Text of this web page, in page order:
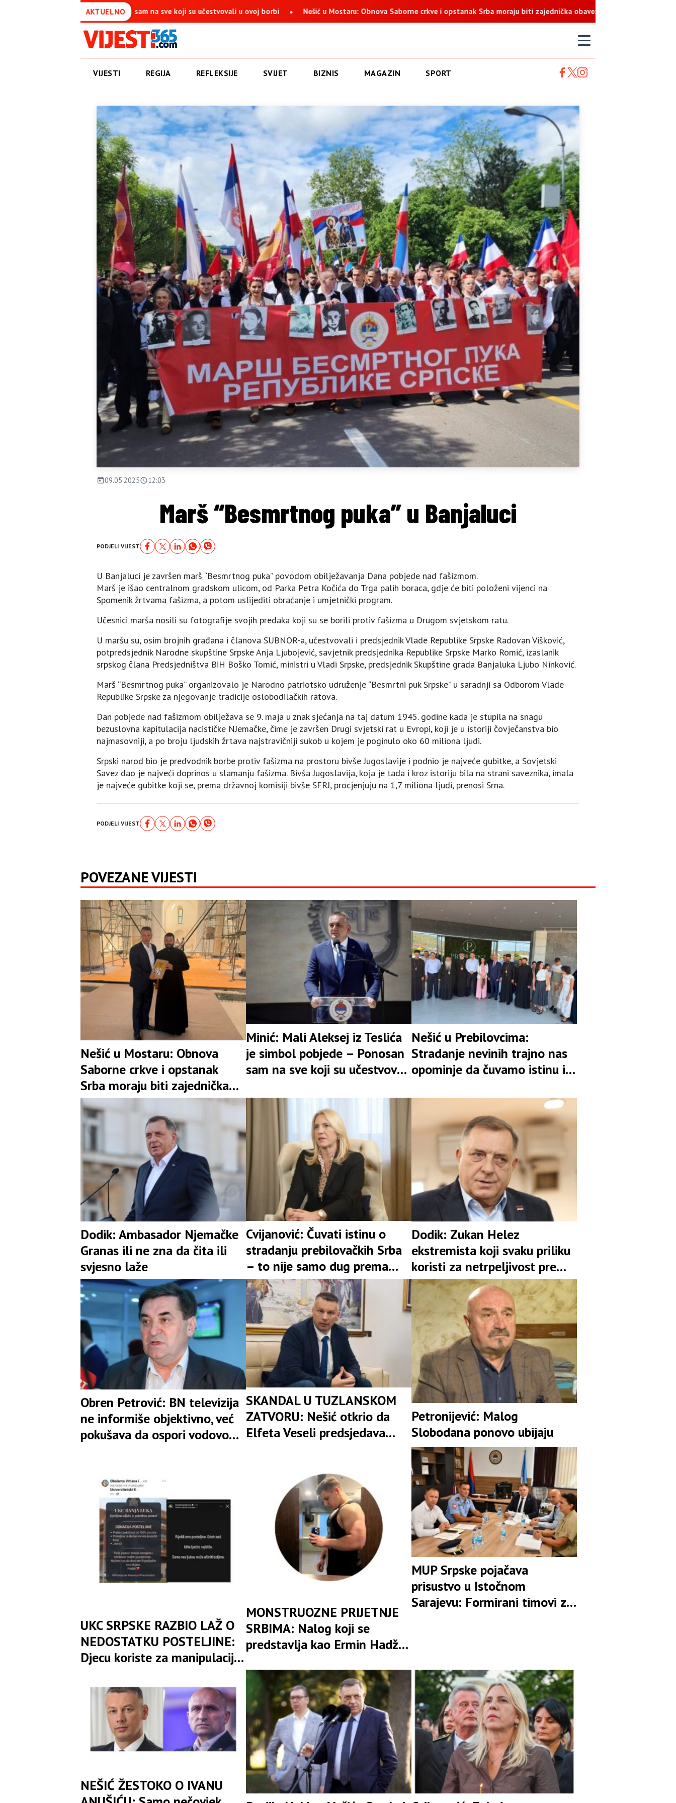
AKTUELNO
pobjede – Ponosan sam na sve koji su učestvovali u ovoj borbi Nešić u Mostaru: Obnova Saborne crkve i opstanak Srba moraju biti zajednička obaveza
VIJESTI REGIJA REFLEKSIJE SVIJET BIZNIS MAGAZIN SPORT
09.05.2025 12:03
Marš “Besmrtnog puka” u Banjaluci
PODJELI VIJEST
U Banjaluci je završen marš “Besmrtnog puka” povodom obilježavanja Dana pobjede nad fašizmom.
Marš je išao centralnom gradskom ulicom, od Parka Petra Kočića do Trga palih boraca, gdje će biti položeni vijenci na
Spomenik žrtvama fašizma, a potom uslijediti obraćanje i umjetnički program.
Učesnici marša nosili su fotografije svojih predaka koji su se borili protiv fašizma u Drugom svjetskom ratu.
U maršu su, osim brojnih građana i članova SUBNOR-a, učestvovali i predsjednik Vlade Republike Srpske Radovan Višković,
potpredsjednik Narodne skupštine Srpske Anja Ljubojević, savjetnik predsjednika Republike Srpske Marko Romić, izaslanik
srpskog člana Predsjedništva BiH Boško Tomić, ministri u Vladi Srpske, predsjednik Skupštine grada Banjaluka Ljubo Ninković.
Marš “Besmrtnog puka” organizovalo je Narodno patriotsko udruženje “Besmrtni puk Srpske” u saradnji sa Odborom Vlade
Republike Srpske za njegovanje tradicije oslobodilačkih ratova.
Dan pobjede nad fašizmom obilježava se 9. maja u znak sjećanja na taj datum 1945. godine kada je stupila na snagu
bezuslovna kapitulacija nacističke NJemačke, čime je završen Drugi svjetski rat u Evropi, koji je u istoriji čovječanstva bio
najmasovniji, a po broju ljudskih žrtava najstravičniji sukob u kojem je poginulo oko 60 miliona ljudi.
Srpski narod bio je predvodnik borbe protiv fašizma na prostoru bivše Jugoslavije i podnio je najveće gubitke, a Sovjetski
Savez dao je najveći doprinos u slamanju fašizma. Bivša Jugoslavija, koja je tada i kroz istoriju bila na strani saveznika, imala
je najveće gubitke koji se, prema državnoj komisiji bivše SFRJ, procjenjuju na 1,7 miliona ljudi, prenosi Srna.
PODJELI VIJEST
POVEZANE VIJESTI
Nešić u Mostaru: Obnova
Saborne crkve i opstanak
Srba moraju biti zajednička
obaveza
Minić: Mali Aleksej iz Teslića
je simbol pobjede – Ponosan
sam na sve koji su učestvovali
Nešić u Prebilovcima:
Stradanje nevinih trajno nas
opominje da čuvamo istinu i
Dodik: Ambasador Njemačke
Granas ili ne zna da čita ili
svjesno laže
Cvijanović: Čuvati istinu o
stradanju prebilovačkih Srba
– to nije samo dug prema
prošlosti
Dodik: Zukan Helez
ekstremista koji svaku priliku
koristi za netrpeljivost prema
Srbima
Obren Petrović: BN televizija
ne informiše objektivno, već
pokušava da ospori vodovod
SKANDAL U TUZLANSKOM
ZATVORU: Nešić otkrio da
Elfeta Veseli predsjedava
Petronijević: Malog
Slobodana ponovo ubijaju
UKC SRPSKE RAZBIO LAŽ O
NEDOSTATKU POSTELJINE:
Djecu koriste za manipulaciju
poena
MONSTRUOZNE PRIJETNJE
SRBIMA: Nalog koji se
predstavlja kao Ermin Hadžić
„sravnjivanje Banjaluke sa
zemljom“
MUP Srpske pojačava
prisustvo u Istočnom
Sarajevu: Formirani timovi za
NEŠIĆ ŽESTOKO O IVANU